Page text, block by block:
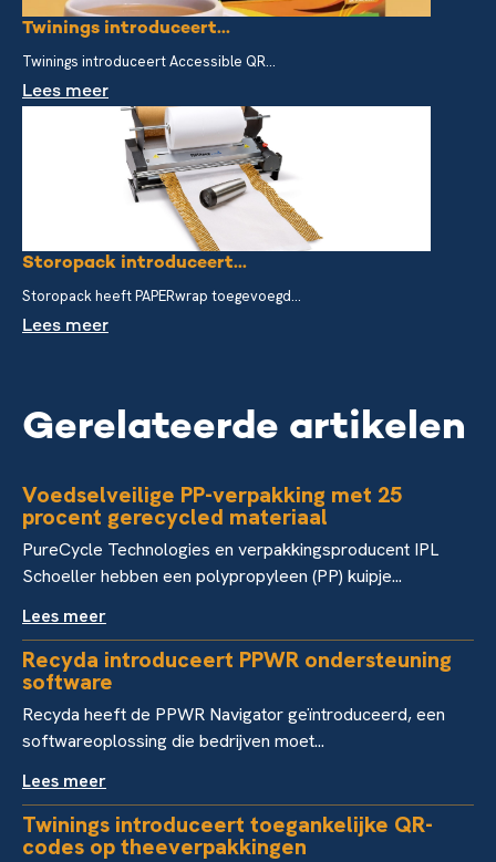
Twinings introduceert...
Twinings introduceert Accessible QR...
Lees meer
Storopack introduceert...
Storopack heeft PAPERwrap toegevoegd...
Lees meer
Gerelateerde artikelen
Voedselveilige PP-verpakking met 25
procent gerecycled materiaal
PureCycle Technologies en verpakkingsproducent IPL
Schoeller hebben een polypropyleen (PP) kuipje...
Lees meer
Recyda introduceert PPWR ondersteuning
software
Recyda heeft de PPWR Navigator geïntroduceerd, een
softwareoplossing die bedrijven moet...
Lees meer
Twinings introduceert toegankelijke QR-
codes op theeverpakkingen